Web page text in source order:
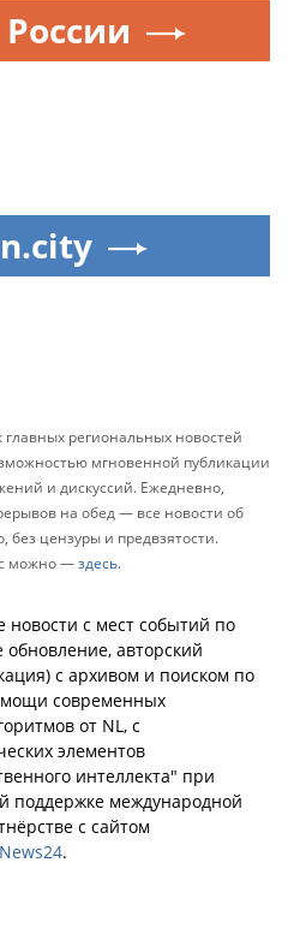
региональных новостей
мгновенной публикации
и дискуссий. Ежедневно,
на обед — все новости об
без цензуры и предвзятости.
можно —здесь.
с мест событий по
авторский
с архивом и поиском по
современных
от NL, с
элементов
интеллекта" при
поддержке международной
с сайтом
News24.